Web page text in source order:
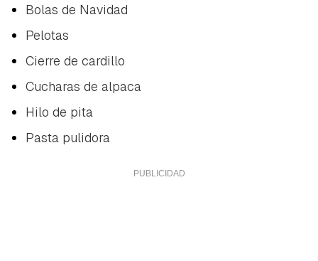
Bolas de Navidad
Pelotas
Cierre de cardillo
Cucharas de alpaca
Hilo de pita
Pasta pulidora